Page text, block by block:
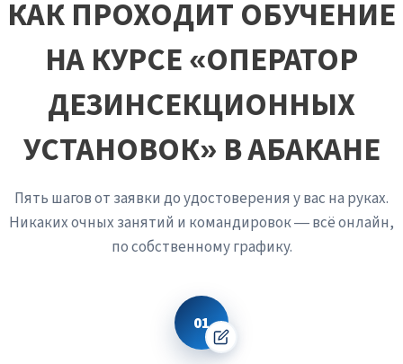
Профессионал даёт гарантию на свою работу именно
потому, что уверен в знании биологии вредителя и
возможностях своего оборудования.
КАК ПРОХОДИТ ОБУЧЕНИЕ
НА КУРСЕ «ОПЕРАТОР
ДЕЗИНСЕКЦИОННЫХ
УСТАНОВОК» В АБАКАНЕ
Пять шагов от заявки до удостоверения у вас на руках.
Никаких очных занятий и командировок — всё онлайн,
по собственному графику.
01